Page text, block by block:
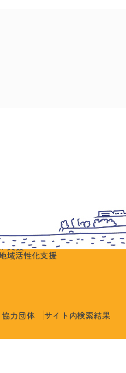
IT活用支援
支援
域活性化支援
力団体 サイト内検索結果